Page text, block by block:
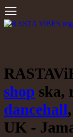
shop ska,
dancehall
UK -